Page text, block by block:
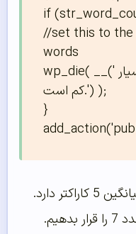
if
//set this to the
words
wp_die( __('خطا: تعداد کلمات عنوان بسیار
کم است.') );
}
فرض می‌کنیم هر کلمه به‌صورت میانگین 5 کاراکتر دارد.
پس باید در کد بالا به‌جای 100 عدد 7 را قرار بدهیم.